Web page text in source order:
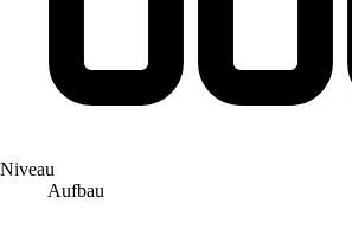
Niveau
Aufbau